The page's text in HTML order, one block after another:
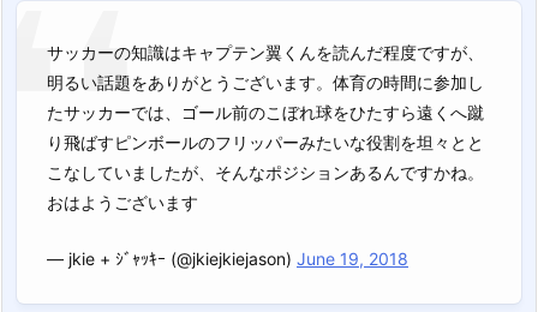
サッカーの知識はキャプテン翼くんを読んだ程度ですが、
明るい話題をありがとうございます。体育の時間に参加し
たサッカーでは、ゴール前のこぼれ球をひたすら遠くへ蹴
り飛ばすピンボールのフリッパーみたいな役割を坦々とと
こなしていましたが、そんなポジションあるんですかね。
おはようございます
— jkie + ｼﾞｬｯｷｰ (@jkiejkiejason) June 19, 2018